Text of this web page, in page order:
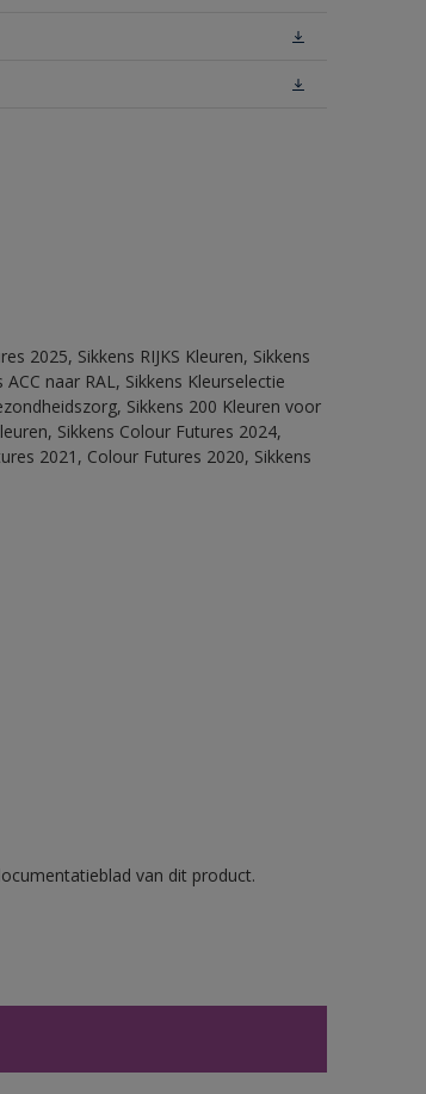
2025, Sikkens RIJKS Kleuren, Sikkens
naar RAL, Sikkens Kleurselectie
Sikkens 200 Kleuren voor
Sikkens Colour Futures 2024,
2021, Colour Futures 2020, Sikkens
van dit product.